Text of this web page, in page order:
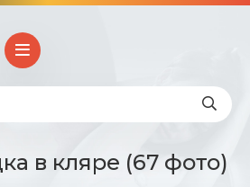
в кляре (67 фото)